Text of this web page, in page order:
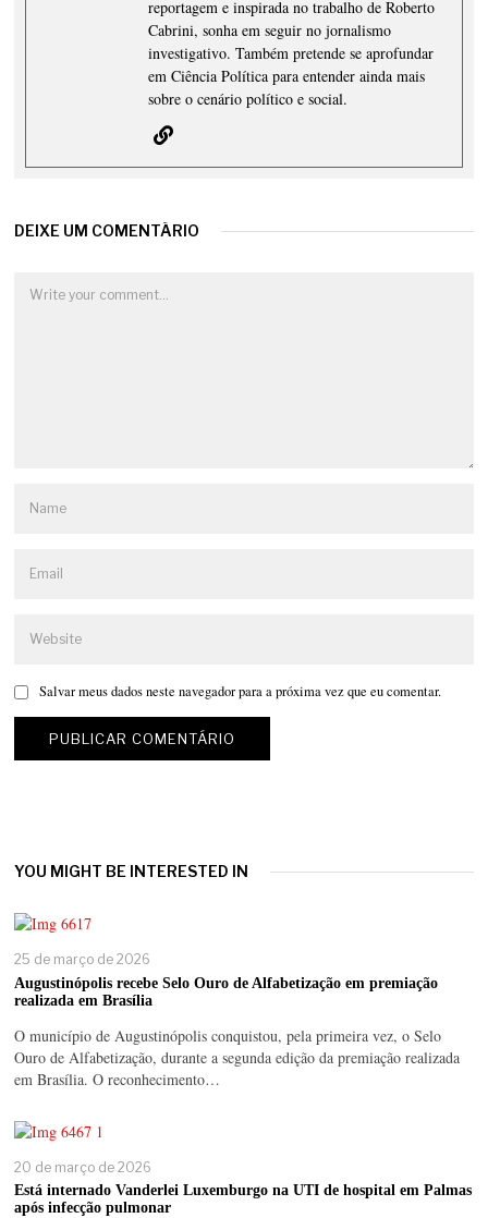
reportagem e inspirada no trabalho de Roberto
Cabrini, sonha em seguir no jornalismo
investigativo. Também pretende se aprofundar
em Ciência Política para entender ainda mais
sobre o cenário político e social.
DEIXE UM COMENTÁRIO
Salvar meus dados neste navegador para a próxima vez que eu comentar.
YOU MIGHT BE INTERESTED IN
25 de março de 2026
Augustinópolis recebe Selo Ouro de Alfabetização em premiação
realizada em Brasília
O município de Augustinópolis conquistou, pela primeira vez, o Selo
Ouro de Alfabetização, durante a segunda edição da premiação realizada
em Brasília. O reconhecimento…
20 de março de 2026
Está internado Vanderlei Luxemburgo na UTI de hospital em Palmas
após infecção pulmonar